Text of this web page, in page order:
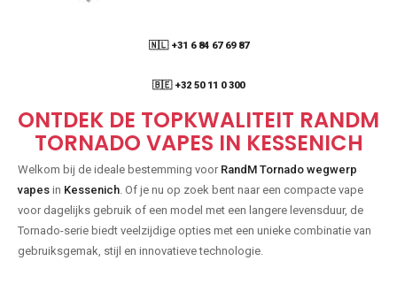
🇳🇱 +31 6 84 67 69 87
🇧🇪 +32 50 11 0 300
ONTDEK DE TOPKWALITEIT RANDM
TORNADO VAPES IN KESSENICH
Welkom bij de ideale bestemming voor RandM Tornado wegwerp
vapes in Kessenich . Of je nu op zoek bent naar een compacte vape
voor dagelijks gebruik of een model met een langere levensduur, de
Tornado-serie biedt veelzijdige opties met een unieke combinatie van
gebruiksgemak, stijl en innovatieve technologie.